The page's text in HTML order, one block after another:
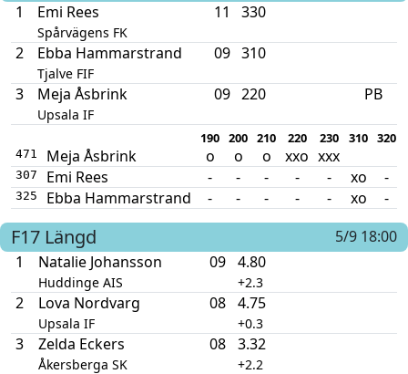
1
Emi Rees
Spårvägens FK
11 330
2 Ebba Hammarstrand
Tjalve FIF
09 310
3 Meja Åsbrink
Upsala IF
09 220 PB
190 200 210 220 230 310 320
471 Meja Åsbrink o o o xxo xxx
307 Emi Rees - - - - - xo -
325 Ebba Hammarstrand - - - - - xo -
F17 Längd
5/9 18:00
1
Natalie Johansson
Huddinge AIS
09 4.80
+2.3
2 Lova Nordvarg
Upsala IF
08 4.75
+0.3
3 Zelda Eckers
Åkersberga SK
08 3.32
+2.2